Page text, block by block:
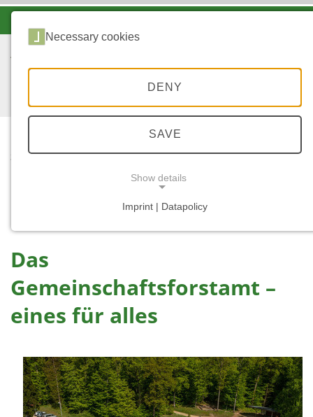
STARTSEITE
...
PRIVATWALDBETREUU
Das
Gemeinschaftsforstamt –
eines für alles
Necessary cookies
DENY
SAVE
Show details
Imprint | Datapolicy